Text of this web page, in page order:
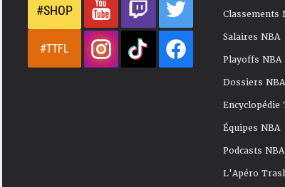
#SHOP
#TTFL
Classements
Salaires NBA
Playoffs NBA
Dossiers NBA
Encyclopédie
Équipes NBA
Podcasts NBA
L'Apéro